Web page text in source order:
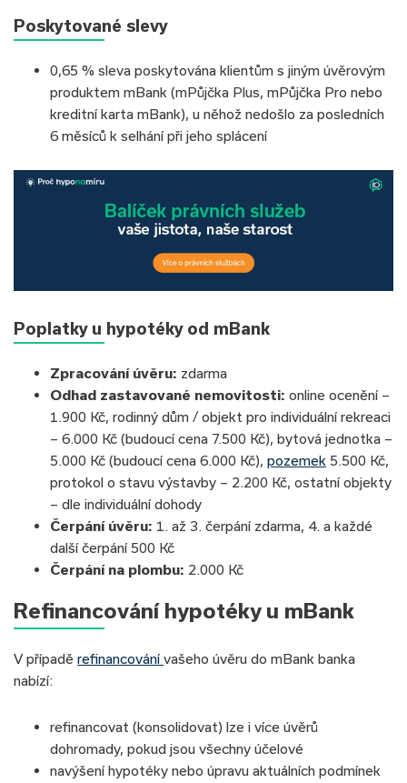
Poskytované slevy
0,65 % sleva poskytována klientům s jiným úvěrovým
produktem mBank (mPůjčka Plus, mPůjčka Pro nebo
kreditní karta mBank), u něhož nedošlo za posledních
6 měsíců k selhání při jeho splácení
Poplatky u hypotéky od mBank
Zpracování úvěru: zdarma
Odhad zastavované nemovitosti: online ocenění –
1.900 Kč, rodinný dům / objekt pro individuální rekreaci
– 6.000 Kč (budoucí cena 7.500 Kč), bytová jednotka –
5.000 Kč (budoucí cena 6.000 Kč), pozemek 5.500 Kč,
protokol o stavu výstavby – 2.200 Kč, ostatní objekty
– dle individuální dohody
Čerpání úvěru: 1. až 3. čerpání zdarma, 4. a každé
další čerpání 500 Kč
Čerpání na plombu: 2.000 Kč
Refinancování hypotéky u mBank
V případě refinancovánívašeho úvěru do mBank banka
nabízí:
refinancovat (konsolidovat) lze i více úvěrů
dohromady, pokud jsou všechny účelové
navýšení hypotéky nebo úpravu aktuálních podmínek